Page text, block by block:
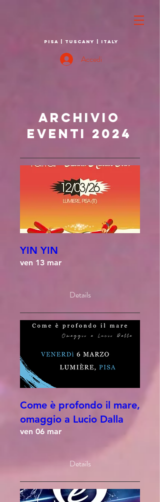
PISA | TUSCANY | ITALY
Accedi
ARCHIVIO
EVENTI 2024
YIN YIN
ven 13 mar
Details
Come è profondo il mare,
omaggio a Lucio Dalla
ven 06 mar
Details